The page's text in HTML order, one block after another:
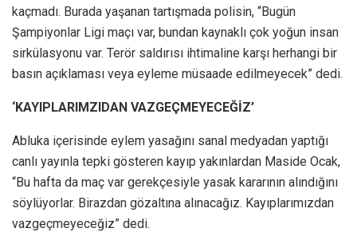
kaçmadı. Burada yaşanan tartışmada polisin, “Bugün
Şampiyonlar Ligi maçı var, bundan kaynaklı çok yoğun insan
sirkülasyonu var. Terör saldırısı ihtimaline karşı herhangi bir
basın açıklaması veya eyleme müsaade edilmeyecek” dedi.
‘KAYIPLARIMZIDAN VAZGEÇMEYECEĞİZ’
Abluka içerisinde eylem yasağını sanal medyadan yaptığı
canlı yayınla tepki gösteren kayıp yakınlardan Maside Ocak,
“Bu hafta da maç var gerekçesiyle yasak kararının alındığını
söylüyorlar. Birazdan gözaltına alınacağız. Kayıplarımızdan
vazgeçmeyeceğiz” dedi.